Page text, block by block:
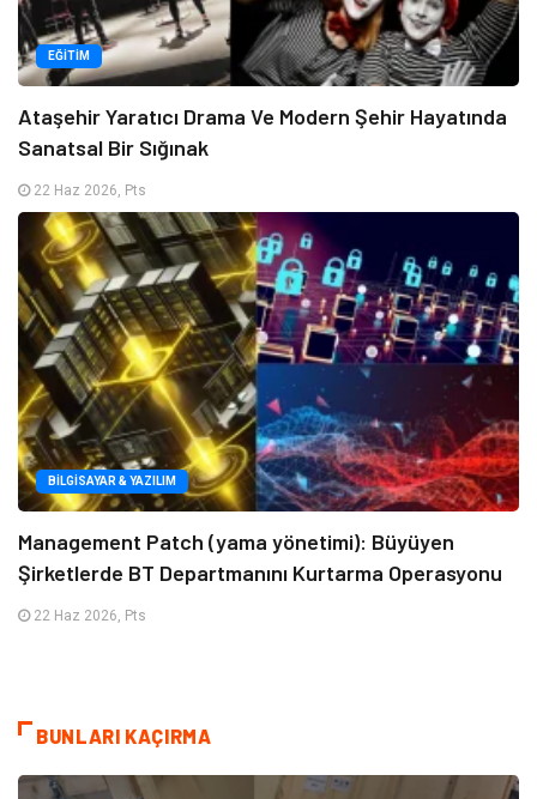
EĞITIM
Ataşehir Yaratıcı Drama Ve Modern Şehir Hayatında
Sanatsal Bir Sığınak
22 Haz 2026, Pts
BILGISAYAR & YAZILIM
Management Patch (yama yönetimi): Büyüyen
Şirketlerde BT Departmanını Kurtarma Operasyonu
22 Haz 2026, Pts
BUNLARI KAÇIRMA